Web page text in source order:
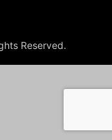
Reserved.